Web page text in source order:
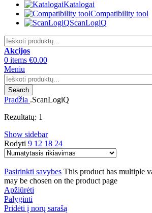
Katalogai
Compatibility tool
ScanLogiQ
Akcijos
0 items €0.00
Meniu
Search
Pradžia .ScanLogiQ
Rezultatų: 1
Show sidebar
Rodyti 9 12 18 24
Pasirinkti savybes This product has multiple
may be chosen on the product page
Apžiūrėti
Palyginti
Pridėti į norų sarašą